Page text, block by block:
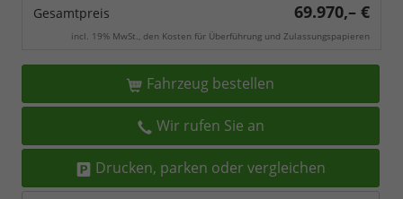
Gesamtpreis 69.970,– €
incl. 19% MwSt., den Kosten für Überführung und Zulassungspapieren
Fahrzeug bestellen
Wir rufen Sie an
Drucken, parken oder vergleichen